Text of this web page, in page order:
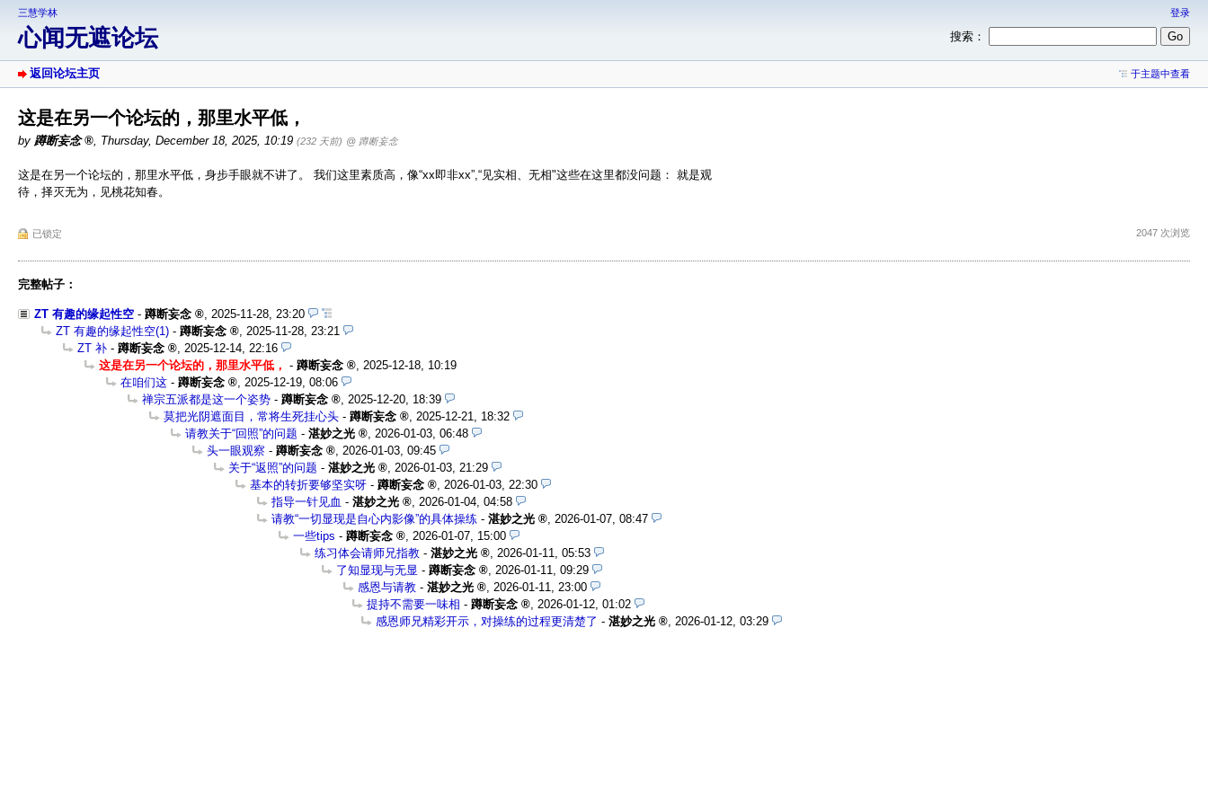
三慧学林
心闻无遮论坛
登录
搜索：
返回论坛主页 于主题中查看
这是在另一个论坛的，那里水平低，
by 蹲断妄念 , Thursday, December 18, 2025, 10:19 (232 天前) @ 蹲断妄念
这是在另一个论坛的，那里水平低，身步手眼就不讲了。 我们这里素质高，像“xx即非xx”,“见实相、无相"这些在这里都没问题： 就是观
待，择灭无为，见桃花知春。
已锁定 2047 次浏览
完整帖子：
ZT 有趣的缘起性空 - 蹲断妄念
2025-11-28, 23:20
ZT 有趣的缘起性空(1) - 蹲断妄念
2025-11-28, 23:21
ZT 补 - 蹲断妄念
2025-12-14, 22:16
这是在另一个论坛的，那里水平低， - 蹲断妄念
2025-12-18, 10:19
在咱们这 - 蹲断妄念
2025-12-19, 08:06
禅宗五派都是这一个姿势 - 蹲断妄念
2025-12-20, 18:39
莫把光阴遮面目，常将生死挂心头 - 蹲断妄念
2025-12-21, 18:32
请教关于“回照”的问题 - 湛妙之光
2026-01-03, 06:48
头一眼观察 - 蹲断妄念
2026-01-03, 09:45
关于“返照”的问题 - 湛妙之光
2026-01-03, 21:29
基本的转折要够坚实呀 - 蹲断妄念
2026-01-03, 22:30
指导一针见血 - 湛妙之光
2026-01-04, 04:58
请教“一切显现是自心内影像”的具体操练 - 湛妙之光
2026-01-07, 08:47
一些tips - 蹲断妄念
2026-01-07, 15:00
练习体会请师兄指教 - 湛妙之光
2026-01-11, 05:53
了知显现与无显 - 蹲断妄念
2026-01-11, 09:29
感恩与请教 - 湛妙之光
2026-01-11, 23:00
提持不需要一味相 - 蹲断妄念
2026-01-12, 01:02
感恩师兄精彩开示，对操练的过程更清楚了 - 湛妙之光 2026-01-12, 03:29